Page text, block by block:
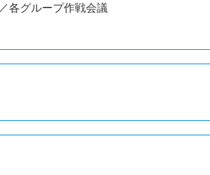
各グループ作戦会議